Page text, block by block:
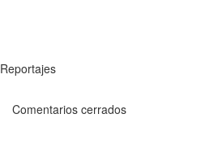
Reportajes
Comentarios cerrados